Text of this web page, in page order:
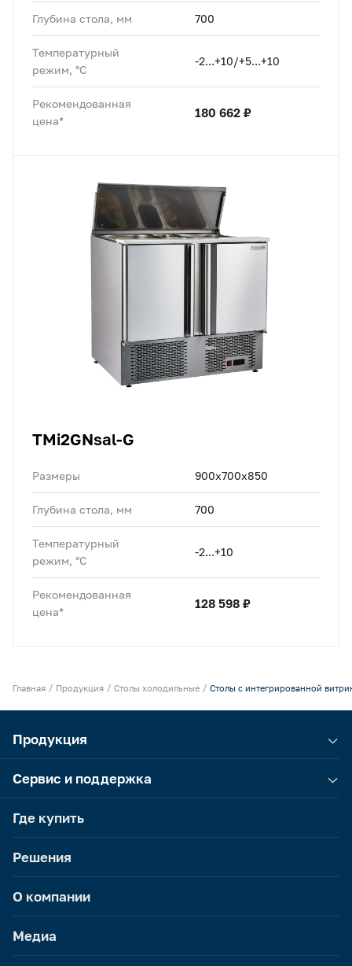
Глубина стола, мм 700
Температурный
режим, °C
-2...+10/+5...+10
Рекомендованная
цена*
180 662 ₽
TMi2GNsal-G
Размеры 900х700х850
Глубина стола, мм 700
Температурный
режим, °C
-2...+10
Рекомендованная
цена*
128 598 ₽
Главная Продукция Столы холодильные Столы с интегрированной
Продукция
Сервис и поддержка
Где купить
Решения
О компании
Медиа